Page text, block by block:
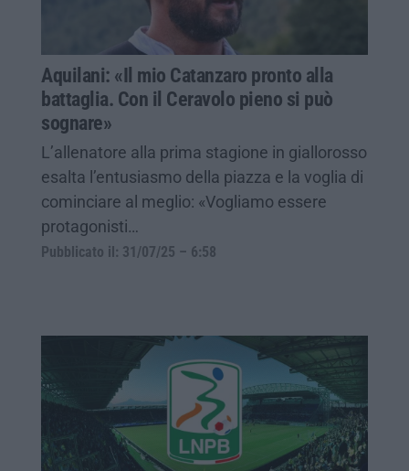
Aquilani: «Il mio Catanzaro pronto alla
battaglia. Con il Ceravolo pieno si può
sognare»
L’allenatore alla prima stagione in giallorosso
esalta l’entusiasmo della piazza e la voglia di
cominciare al meglio: «Vogliamo essere
protagonisti…
Pubblicato il: 31/07/25 – 6:58